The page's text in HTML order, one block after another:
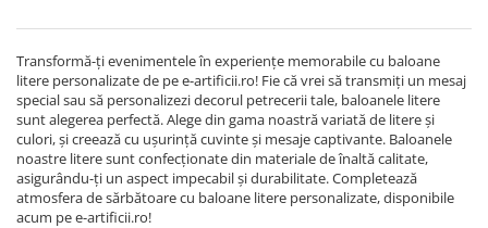
Transformă-ți evenimentele în experiențe memorabile cu baloane
litere personalizate de pe e-artificii.ro! Fie că vrei să transmiți un mesaj
special sau să personalizezi decorul petrecerii tale, baloanele litere
sunt alegerea perfectă. Alege din gama noastră variată de litere și
culori, și creează cu ușurință cuvinte și mesaje captivante. Baloanele
noastre litere sunt confecționate din materiale de înaltă calitate,
asigurându-ți un aspect impecabil și durabilitate. Completează
atmosfera de sărbătoare cu baloane litere personalizate, disponibile
acum pe e-artificii.ro!